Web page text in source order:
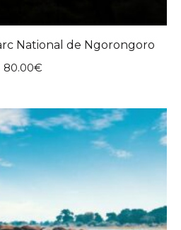
National de Ngorongoro
80.00€